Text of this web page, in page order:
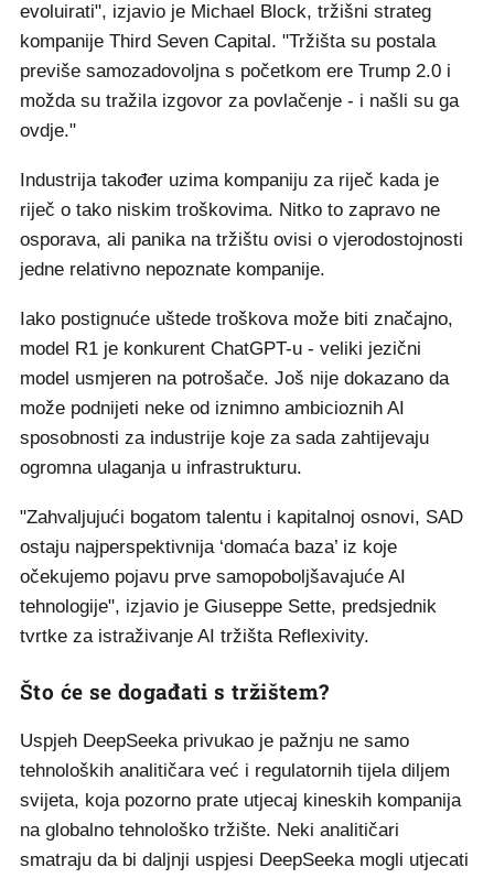
evoluirati", izjavio je Michael Block, tržišni strateg
kompanije Third Seven Capital. "Tržišta su postala
previše samozadovoljna s početkom ere Trump 2.0 i
možda su tražila izgovor za povlačenje - i našli su ga
ovdje."
Industrija također uzima kompaniju za riječ kada je
riječ o tako niskim troškovima. Nitko to zapravo ne
osporava, ali panika na tržištu ovisi o vjerodostojnosti
jedne relativno nepoznate kompanije.
Iako postignuće uštede troškova može biti značajno,
model R1 je konkurent ChatGPT-u - veliki jezični
model usmjeren na potrošače. Još nije dokazano da
može podnijeti neke od iznimno ambicioznih AI
sposobnosti za industrije koje za sada zahtijevaju
ogromna ulaganja u infrastrukturu.
"Zahvaljujući bogatom talentu i kapitalnoj osnovi, SAD
ostaju najperspektivnija ‘domaća baza’ iz koje
očekujemo pojavu prve samopoboljšavajuće AI
tehnologije", izjavio je Giuseppe Sette, predsjednik
tvrtke za istraživanje AI tržišta Reflexivity.
Što će se događati s tržištem?
Uspjeh DeepSeeka privukao je pažnju ne samo
tehnoloških analitičara već i regulatornih tijela diljem
svijeta, koja pozorno prate utjecaj kineskih kompanija
na globalno tehnološko tržište. Neki analitičari
smatraju da bi daljnji uspjesi DeepSeeka mogli utjecati